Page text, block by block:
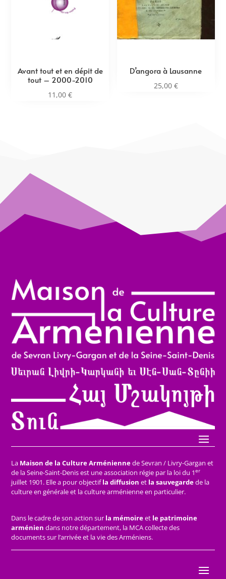
Avant tout et en dépit de
tout – 2000-2010
11,00€
D’angora à Lausanne
25,00 €
La Maison de la Culture Arméniennede Sevran / Livry-Gargan et
de la Seine-Saint-Denis est une association régie par la loi du 1er
juillet 1901. Elle a pour objectifla diffusion et la sauvegardede la
culture en générale et la culture arménienne en particulier.
Dans le cadre de son action sur la mémoireet le patrimoine
arménien dans notre département, la MCA collecte des
documents sur l’arrivée et la vie des Arméniens.